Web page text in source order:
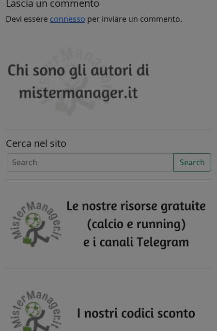
Lascia un commento
Devi essere connesso per inviare un commento.
Cerca nel sito
Search